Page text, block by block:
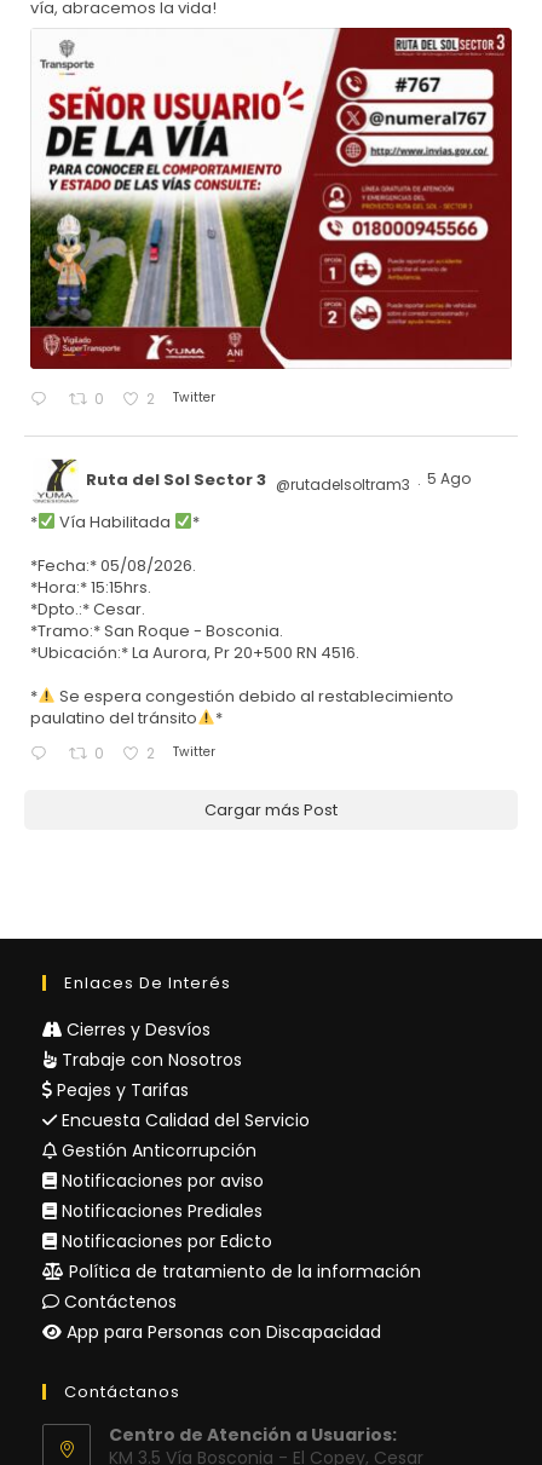
vía, abracemos la vida!
0 2 Twitter
Ruta del Sol Sector 3 @rutadelsoltram3 · 5 Ago
* Vía Habilitada
*
*Fecha:* 05/08/2026.
*Hora:* 15:15hrs.
*Dpto.:* Cesar.
*Tramo:* San Roque - Bosconia.
*Ubicación:* La Aurora, Pr 20+500 RN 4516.
*
Se espera congestión debido al restablecimiento
paulatino del tránsito
*
0 2 Twitter
Cargar más Post
Enlaces De Interés
Cierres y Desvíos
Trabaje con Nosotros
Peajes y Tarifas
Encuesta Calidad del Servicio
Gestión Anticorrupción
Notificaciones por aviso
Notificaciones Prediales
Notificaciones por Edicto
Política de tratamiento de la información
Contáctenos
App para Personas con Discapacidad
Contáctanos
Centro de Atención a Usuarios:
KM 3.5 Vía Bosconia - El Copey, Cesar